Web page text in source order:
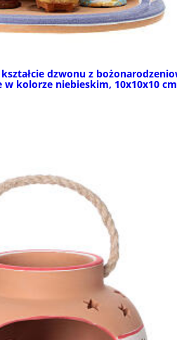
dzwonu z
w kolorze niebieskim, 10x10x10 cm